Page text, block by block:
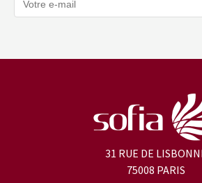
31 RUE DE
75008 PARIS